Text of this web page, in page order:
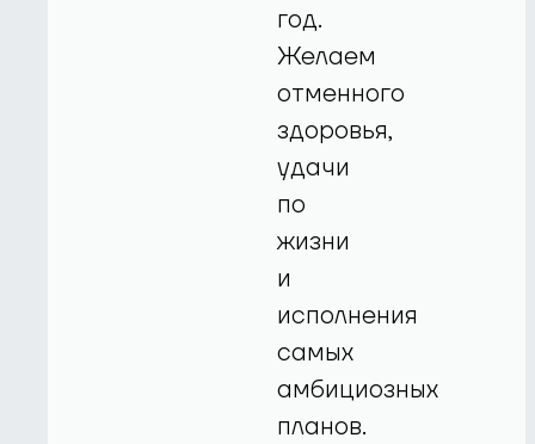
год.
Желаем
отменного
здоровья,
удачи
по
жизни
и
исполнения
самых
амбициозных
планов.